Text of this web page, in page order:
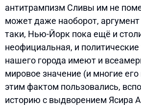
антитрампизм Сливы им не
может даже наоборот, аргумент
таки, Нью-Йорк пока ещё и
неофициальная, и
нашего города имеют и
мировое значение (и многие
этим фактом пользовались,
историю с выдворением Ясира